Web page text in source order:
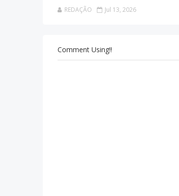
REDAÇÃO Jul 13, 2026
Comment Using!!